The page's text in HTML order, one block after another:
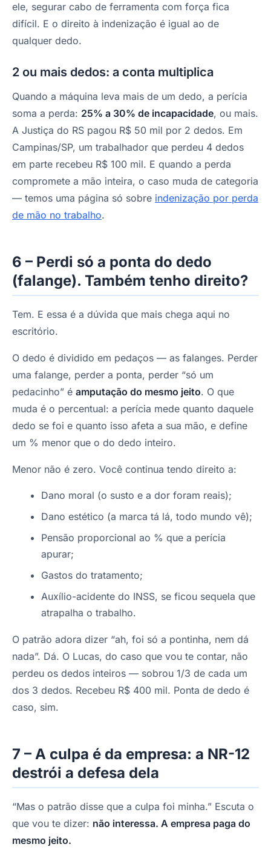
ele, segurar cabo de ferramenta com força fica
difícil. E o direito à indenização é igual ao de
qualquer dedo.
2 ou mais dedos: a conta multiplica
Quando a máquina leva mais de um dedo, a perícia
soma a perda: 25% a 30% de incapacidade, ou mais.
A Justiça do RS pagou R$ 50 mil por 2 dedos. Em
Campinas/SP, um trabalhador que perdeu 4 dedos
em parte recebeu R$ 100 mil. E quando a perda
compromete a mão inteira, o caso muda de categoria
— temos uma página só sobre indenização por perda
de mão no trabalho.
6 – Perdi só a ponta do dedo
(falange). Também tenho direito?
Tem. E essa é a dúvida que mais chega aqui no
escritório.
O dedo é dividido em pedaços — as falanges. Perder
uma falange, perder a ponta, perder “só um
pedacinho” é amputação do mesmo jeito. O que
muda é o percentual: a perícia mede quanto daquele
dedo se foi e quanto isso afeta a sua mão, e define
um % menor que o do dedo inteiro.
Menor não é zero. Você continua tendo direito a:
Dano moral (o susto e a dor foram reais);
Dano estético (a marca tá lá, todo mundo vê);
Pensão proporcional ao % que a perícia
apurar;
Gastos do tratamento;
Auxílio-acidente do INSS, se ficou sequela que
atrapalha o trabalho.
O patrão adora dizer “ah, foi só a pontinha, nem dá
nada”. Dá. O Lucas, do caso que vou te contar, não
perdeu os dedos inteiros — sobrou 1/3 de cada um
dos 3 dedos. Recebeu R$ 400 mil. Ponta de dedo é
caso, sim.
7 – A culpa é da empresa: a NR-12
destrói a defesa dela
“Mas o patrão disse que a culpa foi minha.” Escuta o
que vou te dizer: não interessa. A empresa paga do
mesmo jeito.